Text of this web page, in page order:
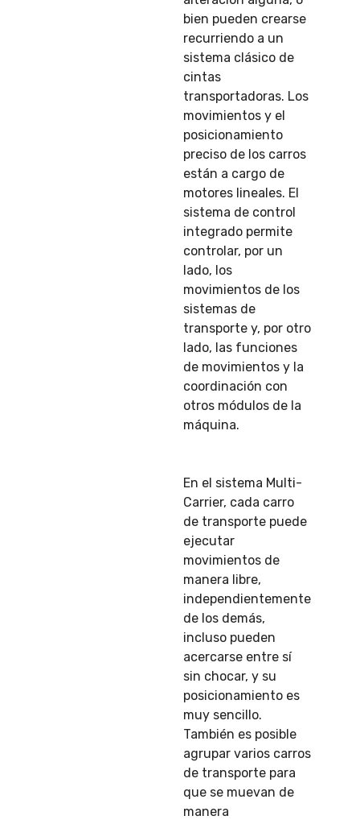
bien pueden crearse
recurriendo a un
sistema clásico de
cintas
transportadoras. Los
movimientos y el
posicionamiento
preciso de los carros
están a cargo de
motores lineales. El
sistema de control
integrado permite
controlar, por un
lado, los
movimientos de los
sistemas de
transporte y, por otro
lado, las funciones
de movimientos y la
coordinación con
otros módulos de la
máquina.
En el sistema Multi-
Carrier, cada carro
de transporte puede
ejecutar
movimientos de
manera libre,
independientemente
de los demás,
incluso pueden
acercarse entre sí
sin chocar, y su
posicionamiento es
muy sencillo.
También es posible
agrupar varios carros
de transporte para
que se muevan de
manera